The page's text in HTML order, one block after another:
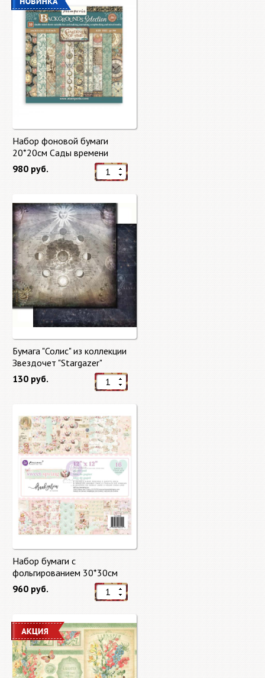
Набор фоновой бумаги
20*20см Сады времени
(Gardens of Time) 10 листов +
бонус от Stamperia
980 руб.
Бумага "Солис" из коллекции
Звездочет "Stargazer"
130 руб.
Набор бумаги с
фольгированием 30*30см
Сладкая весна "Sweet Spring"
8 листов Prima Marketing
960 руб.